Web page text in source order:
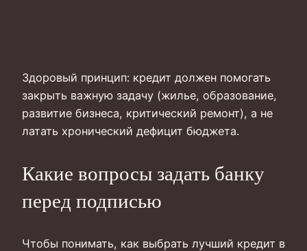
Здоровый принцип: кредит должен помогать
закрыть важную задачу (жилье, образование,
развитие бизнеса, критический ремонт), а не
латать хронический дефицит бюджета.
Какие вопросы задать банку
перед подписью
Чтобы понимать, как выбрать лучший кредит в